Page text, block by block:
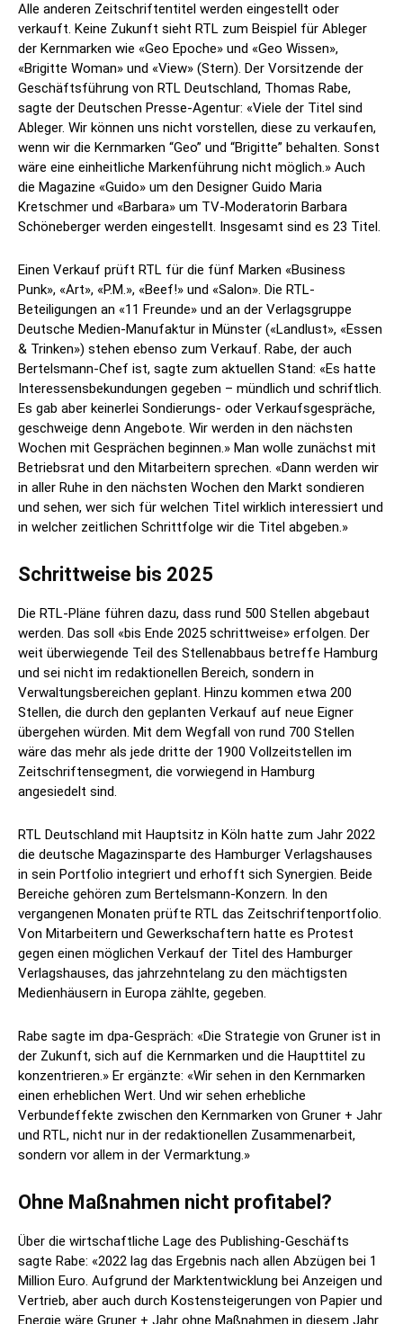
Alle anderen Zeitschriftentitel werden eingestellt oder
verkauft. Keine Zukunft sieht RTL zum Beispiel für Ableger
der Kernmarken wie «Geo Epoche» und «Geo Wissen»,
«Brigitte Woman» und «View» (Stern). Der Vorsitzende der
Geschäftsführung von RTL Deutschland, Thomas Rabe,
sagte der Deutschen Presse-Agentur: «Viele der Titel sind
Ableger. Wir können uns nicht vorstellen, diese zu verkaufen,
wenn wir die Kernmarken “Geo” und “Brigitte” behalten. Sonst
wäre eine einheitliche Markenführung nicht möglich.» Auch
die Magazine «Guido» um den Designer Guido Maria
Kretschmer und «Barbara» um TV-Moderatorin Barbara
Schöneberger werden eingestellt. Insgesamt sind es 23 Titel.
Einen Verkauf prüft RTL für die fünf Marken «Business
Punk», «Art», «P.M.», «Beef!» und «Salon». Die RTL-
Beteiligungen an «11 Freunde» und an der Verlagsgruppe
Deutsche Medien-Manufaktur in Münster («Landlust», «Essen
& Trinken») stehen ebenso zum Verkauf. Rabe, der auch
Bertelsmann-Chef ist, sagte zum aktuellen Stand: «Es hatte
Interessensbekundungen gegeben – mündlich und schriftlich.
Es gab aber keinerlei Sondierungs- oder Verkaufsgespräche,
geschweige denn Angebote. Wir werden in den nächsten
Wochen mit Gesprächen beginnen.» Man wolle zunächst mit
Betriebsrat und den Mitarbeitern sprechen. «Dann werden wir
in aller Ruhe in den nächsten Wochen den Markt sondieren
und sehen, wer sich für welchen Titel wirklich interessiert und
in welcher zeitlichen Schrittfolge wir die Titel abgeben.»
Schrittweise bis 2025
Die RTL-Pläne führen dazu, dass rund 500 Stellen abgebaut
werden. Das soll «bis Ende 2025 schrittweise» erfolgen. Der
weit überwiegende Teil des Stellenabbaus betreffe Hamburg
und sei nicht im redaktionellen Bereich, sondern in
Verwaltungsbereichen geplant. Hinzu kommen etwa 200
Stellen, die durch den geplanten Verkauf auf neue Eigner
übergehen würden. Mit dem Wegfall von rund 700 Stellen
wäre das mehr als jede dritte der 1900 Vollzeitstellen im
Zeitschriftensegment, die vorwiegend in Hamburg
angesiedelt sind.
RTL Deutschland mit Hauptsitz in Köln hatte zum Jahr 2022
die deutsche Magazinsparte des Hamburger Verlagshauses
in sein Portfolio integriert und erhofft sich Synergien. Beide
Bereiche gehören zum Bertelsmann-Konzern. In den
vergangenen Monaten prüfte RTL das Zeitschriftenportfolio.
Von Mitarbeitern und Gewerkschaftern hatte es Protest
gegen einen möglichen Verkauf der Titel des Hamburger
Verlagshauses, das jahrzehntelang zu den mächtigsten
Medienhäusern in Europa zählte, gegeben.
Rabe sagte im dpa-Gespräch: «Die Strategie von Gruner ist in
der Zukunft, sich auf die Kernmarken und die Haupttitel zu
konzentrieren.» Er ergänzte: «Wir sehen in den Kernmarken
einen erheblichen Wert. Und wir sehen erhebliche
Verbundeffekte zwischen den Kernmarken von Gruner + Jahr
und RTL, nicht nur in der redaktionellen Zusammenarbeit,
sondern vor allem in der Vermarktung.»
Ohne Maßnahmen nicht profitabel?
Über die wirtschaftliche Lage des Publishing-Geschäfts
sagte Rabe: «2022 lag das Ergebnis nach allen Abzügen bei 1
Million Euro. Aufgrund der Marktentwicklung bei Anzeigen und
Vertrieb, aber auch durch Kostensteigerungen von Papier und
Energie wäre Gruner + Jahr ohne Maßnahmen in diesem Jahr